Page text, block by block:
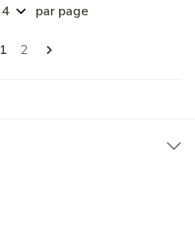
Pages
Vous lisez actuellement la page
1 Page
2
par page